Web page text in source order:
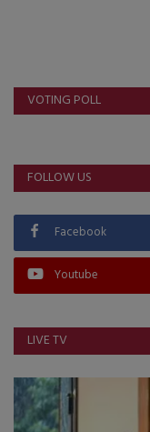
VOTING POLL
FOLLOW US
Facebook
Youtube
LIVE TV